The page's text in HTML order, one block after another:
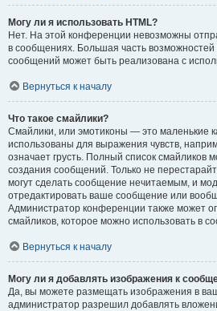
Могу ли я использовать HTML?
Нет. На этой конференции невозможны
в сообщениях. Большая часть
сообщений может быть реализована с
Вернуться к началу
Что такое смайлики?
Смайлики, или эмотиконы — это маленькие
использованы для выражения чувств,
означает грусть. Полный список смайликов
создания сообщений. Только не
могут сделать сообщение нечитаемым, и
отредактировать ваше сообщение или
Администратор конференции также может
смайликов, которое можно использовать в
Вернуться к началу
Могу ли я добавлять изображения к
Да, вы можете размещать изображения в
администратор разрешил добавлять